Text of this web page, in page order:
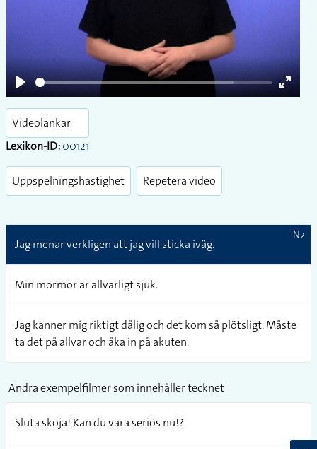
Play
Enter
Videolänkar
Lexikon-ID:00121
Uppspelningshastighet Repetera video
Jag menar verkligen att jag vill sticka iväg.
N2
Min mormor är allvarligt sjuk.
Jag känner mig riktigt dålig och det kom så plötsligt. Måste
ta det på allvar och åka in på akuten.
Andra exempelfilmer som innehåller tecknet
Sluta skoja! Kan du vara seriös nu!?